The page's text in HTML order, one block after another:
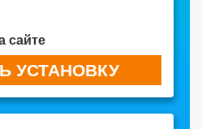
сайте
УСТАНОВКУ